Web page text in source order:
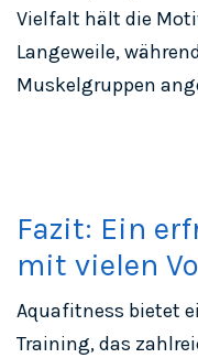
Vielfalt hält die
Langeweile,
Muskelgruppen
Fazit: Ein
mit vielen
Aquafitness bietet
Training, das